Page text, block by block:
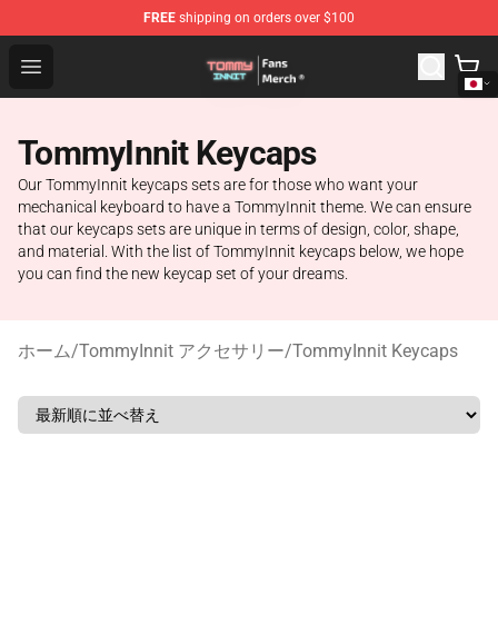
FREE shipping on orders over $100
Open menu
TommyInnit Store - Official TommyInnit Merchandise
TommyInnit Keycaps
Our TommyInnit keycaps sets are for those who want your
mechanical keyboard to have a TommyInnit theme. We can ensure
that our keycaps sets are unique in terms of design, color, shape,
and material. With the list of TommyInnit keycaps below, we hope
you can find the new keycap set of your dreams.
ホーム/TommyInnit アクセサリー/TommyInnit Keycaps